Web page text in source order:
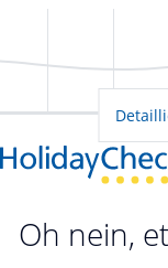
Oh nein,